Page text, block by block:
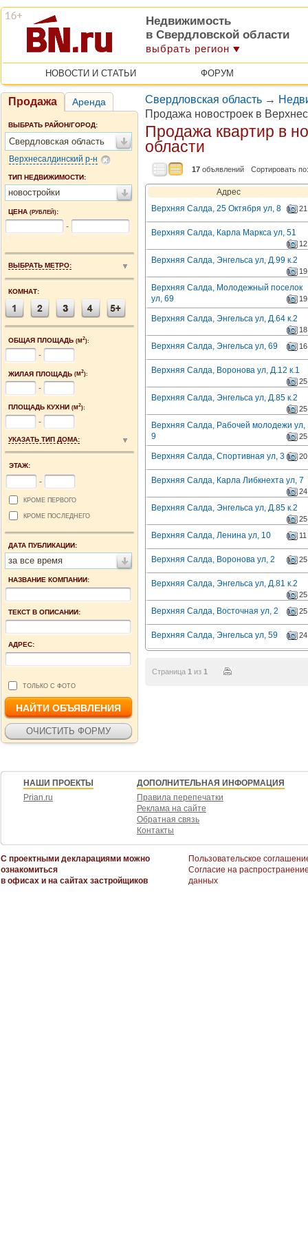
Недвижимость
в Свердловской области
выбрать регион
НОВОСТИ И СТАТЬИ ФОРУМ
Продажа Аренда
ВЫБРАТЬ РАЙОН/ГОРОД:
Свердловская область
Верхнесалдинский р-н
ТИП НЕДВИЖИМОСТИ:
новостройки
ЦЕНА (РУБЛЕЙ):
-
ВЫБРАТЬ МЕТРО:
КОМНАТ:
ОБЩАЯ ПЛОЩАДЬ (М2):
-
ЖИЛАЯ ПЛОЩАДЬ (М2):
-
ПЛОЩАДЬ КУХНИ (М2):
-
УКАЗАТЬ ТИП ДОМА:
ЭТАЖ:
-
КРОМЕ ПЕРВОГО
КРОМЕ ПОСЛЕДНЕГО
ДАТА ПУБЛИКАЦИИ:
за все время
НАЗВАНИЕ КОМПАНИИ:
ТЕКСТ В ОПИСАНИИ:
АДРЕС:
ТОЛЬКО С ФОТО
Свердловская область →
Продажа новостроек в
Продажа квартир в
области
17 объявлений Сортировать
Адрес
Верхняя Салда, 25 Октября ул, 8
21
Верхняя Салда, Карла Маркса ул, 51
12
Верхняя Салда, Энгельса ул, Д.99 к.2
19
Верхняя Салда, Молодежный поселок
ул, 69
19
Верхняя Салда, Энгельса ул, Д.64 к.2
18
Верхняя Салда, Энгельса ул, 69 16
Верхняя Салда, Воронова ул, Д.12 к.1
25
Верхняя Салда, Энгельса ул, Д.85 к.2
25
Верхняя Салда, Рабочей молодежи ул,
9
25
Верхняя Салда, Спортивная ул, 3 20
Верхняя Салда, Карла Либкнехта ул, 7
24
Верхняя Салда, Энгельса ул, Д.85 к.2
25
Верхняя Салда, Ленина ул, 10 11
Верхняя Салда, Воронова ул, 2 25
Верхняя Салда, Энгельса ул, Д.81 к.2
25
Верхняя Салда, Восточная ул, 2 25
Верхняя Салда, Энгельса ул, 59 24
Страница 1 из 1
НАШИ ПРОЕКТЫ
Prian.ru
ДОПОЛНИТЕЛЬНАЯ ИНФОРМАЦИЯ
Правила перепечатки
Реклама на сайте
Обратная связь
Контакты
С проектными декларациями можно
ознакомиться
в офисах и на сайтах застройщиков
Пользовательское
Согласие на
данных